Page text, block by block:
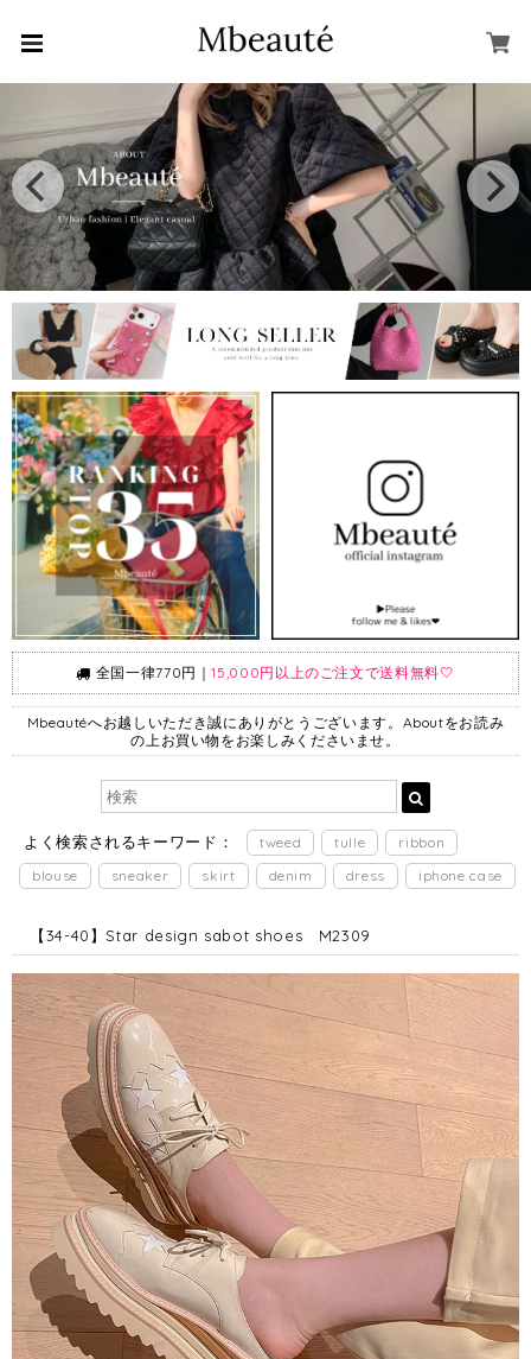
全国一律770円｜15,000円以上のご注文で送料無料🤍
Mbeautéへお越しいただき誠にありがとうございます。Aboutをお読み
の上お買い物をお楽しみくださいませ。
よく検索されるキーワード： tweed tulle
ribbon
blouse
sneaker skirt denim dress iphone case
【34-40】Star design sabot shoes M2309